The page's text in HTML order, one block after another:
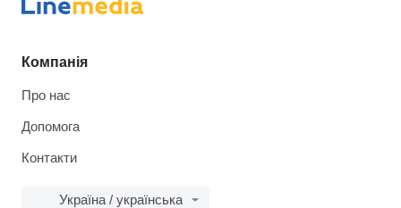
Компанія
Про нас
Допомога
Контакти
Україна / українська